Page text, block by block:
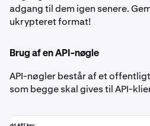
adgang til dem igen senere.
ukrypteret format!
Brug af en API-nøgle
API-nøgler består af et
som begge skal gives til API-